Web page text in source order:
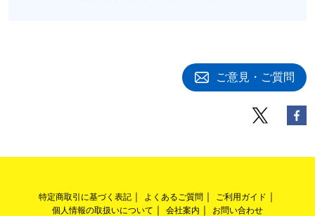
ご意見・ご質問
特定商取引に基づく表記 よくあるご質問
ご利用ガイド
個人情報の取扱いについて
会社案内 お問い合わせ